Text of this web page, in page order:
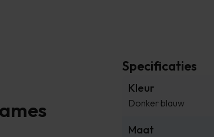
Specificaties
Kleur
Donker blauw
Maat